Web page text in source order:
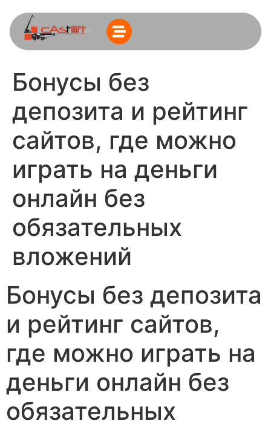
Бонусы без
депозита и рейтинг
сайтов, где можно
играть на деньги
онлайн без
обязательных
вложений
Бонусы без депозита
и рейтинг сайтов,
где можно играть на
деньги онлайн без
обязательных